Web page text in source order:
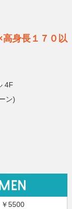
身長１７０以
4F
ン)
￥5500